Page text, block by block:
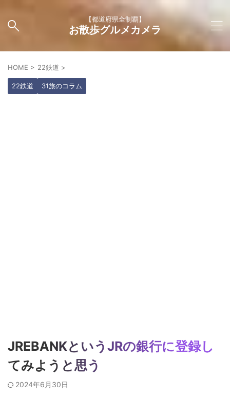
【都道府県全制覇】
お散歩グルメカメラ
HOME > 22鉄道 >
22鉄道 31旅のコラム
JREBANKというJRの銀行に登録し
てみようと思う
2024年6月30日